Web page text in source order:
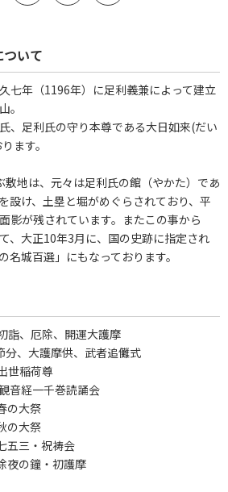
いて
七年（1196年）に足利義兼によって建立
。
、足利氏の守り本尊である大日如来(だい
ます。
地は、元々は足利氏の館（やかた）であ
設け、土塁と堀がめぐらされており、平
影が残されています。またこの事から
、大正10年3月に、国の史跡に指定され
名城百選」にもなっております。
、厄除、開運大護摩
大護摩供、武者追儺式
世稲荷尊
経一千巻読誦会
の大祭
の大祭
五三・祝祷会
の鐘・初護摩